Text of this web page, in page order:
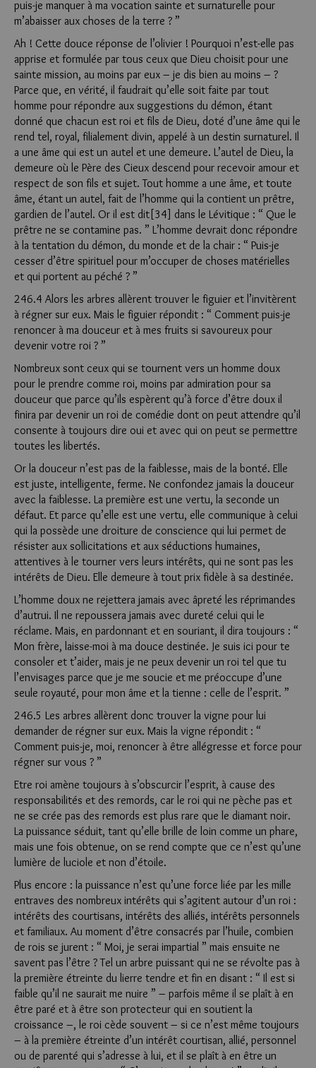
puis-je manquer à ma vocation sainte et surnaturelle pour
m’abaisser aux choses de la terre ? ”
Ah ! Cette douce réponse de l’olivier ! Pourquoi n’est-elle pas
apprise et formulée par tous ceux que Dieu choisit pour une
sainte mission, au moins par eux – je dis bien au moins – ?
Parce que, en vérité, il faudrait qu’elle soit faite par tout
homme pour répondre aux suggestions du démon, étant
donné que chacun est roi et fils de Dieu, doté d’une âme qui le
rend tel, royal, filialement divin, appelé à un destin surnaturel. Il
a une âme qui est un autel et une demeure. L’autel de Dieu, la
demeure où le Père des Cieux descend pour recevoir amour et
respect de son fils et sujet. Tout homme a une âme, et toute
âme, étant un autel, fait de l’homme qui la contient un prêtre,
gardien de l’autel. Or il est dit[34] dans le Lévitique : “ Que le
prêtre ne se contamine pas. ” L’homme devrait donc répondre
à la tentation du démon, du monde et de la chair : “ Puis-je
cesser d’être spirituel pour m’occuper de choses matérielles
et qui portent au péché ? ”
246.4 Alors les arbres allèrent trouver le figuier et l’invitèrent
à régner sur eux. Mais le figuier répondit : “ Comment puis-je
renoncer à ma douceur et à mes fruits si savoureux pour
devenir votre roi ? ”
Nombreux sont ceux qui se tournent vers un homme doux
pour le prendre comme roi, moins par admiration pour sa
douceur que parce qu’ils espèrent qu’à force d’être doux il
finira par devenir un roi de comédie dont on peut attendre qu’il
consente à toujours dire oui et avec qui on peut se permettre
toutes les libertés.
Or la douceur n’est pas de la faiblesse, mais de la bonté. Elle
est juste, intelligente, ferme. Ne confondez jamais la douceur
avec la faiblesse. La première est une vertu, la seconde un
défaut. Et parce qu’elle est une vertu, elle communique à celui
qui la possède une droiture de conscience qui lui permet de
résister aux sollicitations et aux séductions humaines,
attentives à le tourner vers leurs intérêts, qui ne sont pas les
intérêts de Dieu. Elle demeure à tout prix fidèle à sa destinée.
L’homme doux ne rejettera jamais avec âpreté les réprimandes
d’autrui. Il ne repoussera jamais avec dureté celui qui le
réclame. Mais, en pardonnant et en souriant, il dira toujours : “
Mon frère, laisse-moi à ma douce destinée. Je suis ici pour te
consoler et t’aider, mais je ne peux devenir un roi tel que tu
l’envisages parce que je me soucie et me préoccupe d’une
seule royauté, pour mon âme et la tienne : celle de l’esprit. ”
246.5 Les arbres allèrent donc trouver la vigne pour lui
demander de régner sur eux. Mais la vigne répondit : “
Comment puis-je, moi, renoncer à être allégresse et force pour
régner sur vous ? ”
Etre roi amène toujours à s’obscurcir l’esprit, à cause des
responsabilités et des remords, car le roi qui ne pèche pas et
ne se crée pas des remords est plus rare que le diamant noir.
La puissance séduit, tant qu’elle brille de loin comme un phare,
mais une fois obtenue, on se rend compte que ce n’est qu’une
lumière de luciole et non d’étoile.
Plus encore : la puissance n’est qu’une force liée par les mille
entraves des nombreux intérêts qui s’agitent autour d’un roi :
intérêts des courtisans, intérêts des alliés, intérêts personnels
et familiaux. Au moment d’être consacrés par l’huile, combien
de rois se jurent : “ Moi, je serai impartial ” mais ensuite ne
savent pas l’être ? Tel un arbre puissant qui ne se révolte pas à
la première étreinte du lierre tendre et fin en disant : “ Il est si
faible qu’il ne saurait me nuire ” – parfois même il se plaît à en
être paré et à être son protecteur qui en soutient la
croissance –, le roi cède souvent – si ce n’est même toujours
– à la première étreinte d’un intérêt courtisan, allié, personnel
ou de parenté qui s’adresse à lui, et il se plaît à en être un